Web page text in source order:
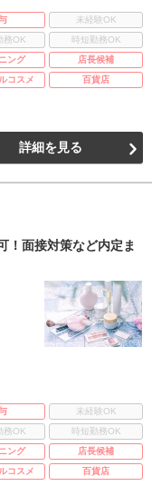
未経験OK
務OK
時短勤務OK
ング
店長候補
コスメ 百貨店
詳細を見る
！面接対策など内定ま
未経験OK
務OK
時短勤務OK
ング
店長候補
コスメ 百貨店